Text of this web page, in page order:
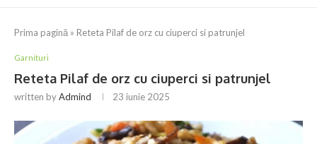
Prima pagină » Reteta Pilaf de orz cu ciuperci si patrunjel
Garnituri
Reteta Pilaf de orz cu ciuperci si patrunjel
written byAdmind 23 iunie 2025